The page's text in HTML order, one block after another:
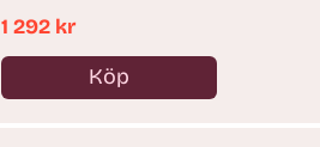
1 292 kr
Köp
Antal